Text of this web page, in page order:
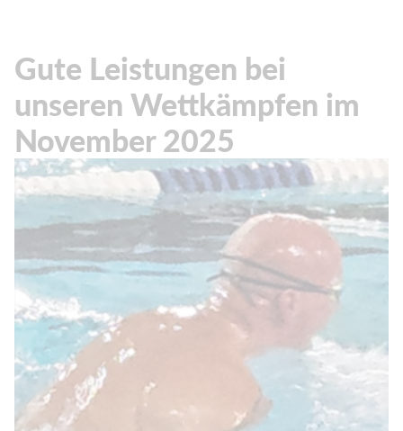
Gute Leistungen bei
unseren Wettkämpfen im
November 2025